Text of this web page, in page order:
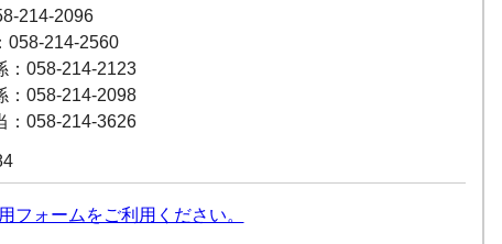
214-2096
058-214-2560
：058-214-2123
：058-214-2098
：058-214-3626
フォームをご利用ください。